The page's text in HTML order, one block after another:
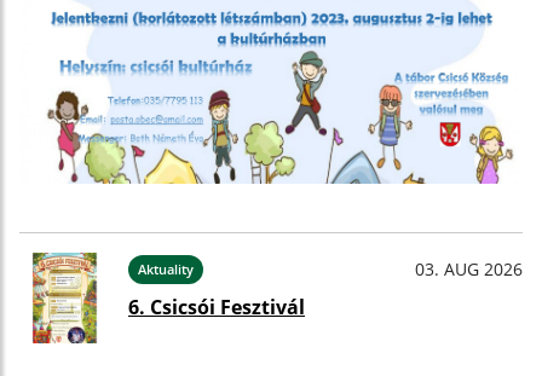
Aktuality 03. AUG 2026
6. Csicsói Fesztivál